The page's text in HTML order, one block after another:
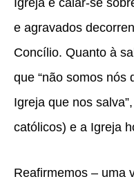
Igreja e calar-se
e agravados
Concílio. Quanto à
que “não somos nós
Igreja que nos
católicos) e a Igreja
Reafirmemos – uma